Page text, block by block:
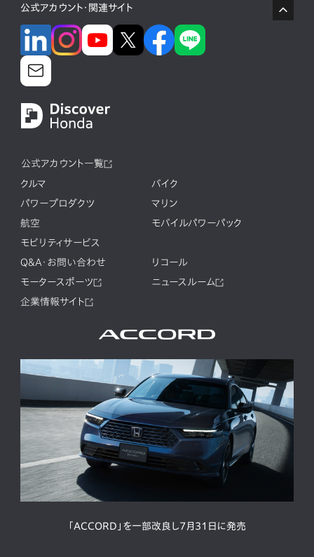
公式アカウント・関連サイト
公式アカウント一覧
クルマ
バイク
パワープロダクツ
マリン
航空
モバイルパワーパック
モビリティサービス
Q&A・お問い合わせ
リコール
モータースポーツ
ニュースルーム
企業情報サイト
「ACCORD」を一部改良し7月31日に発売